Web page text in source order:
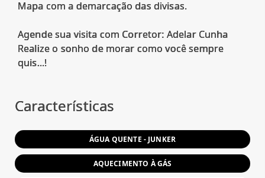
Mapa com a demarcação das divisas.
Agende sua visita com Corretor: Adelar Cunha
Realize o sonho de morar como você sempre
quis...!
Características
ÁGUA QUENTE - JUNKER
AQUECIMENTO À GÁS